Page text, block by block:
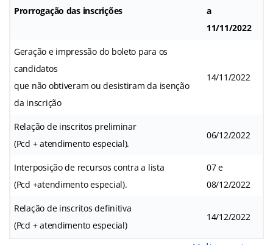
Prorrogação das inscrições
a
11/11/2022
Geração e impressão do boleto para os
candidatos
que não obtiveram ou desistiram da isenção
da inscrição
14/11/2022
Relação de inscritos preliminar
(Pcd + atendimento especial).
06/12/2022
Interposição de recursos contra a lista
(Pcd +atendimento especial).
07 e
08/12/2022
Relação de inscritos definitiva
(Pcd + atendimento especial)
14/12/2022